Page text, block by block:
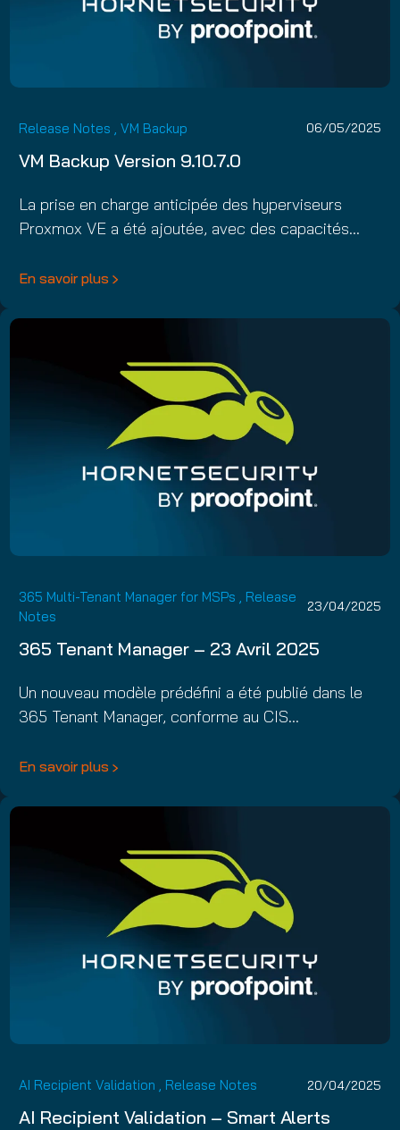
Release Notes VM Backup 06/05/2025
VM Backup Version 9.10.7.0
La prise en charge anticipée des hyperviseurs
Proxmox VE a été ajoutée, avec des capacités…
En savoir plus
365 Multi-Tenant Manager for MSPs , Release
Notes
23/04/2025
365 Tenant Manager – 23 Avril 2025
Un nouveau modèle prédéfini a été publié dans le
365 Tenant Manager, conforme au CIS…
En savoir plus
AI Recipient Validation , Release Notes 20/04/2025
AI Recipient Validation – Smart Alerts